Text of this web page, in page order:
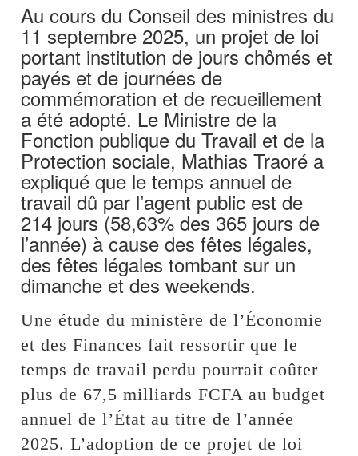
Au cours du Conseil des ministres du
11 septembre 2025, un projet de loi
portant institution de jours chômés et
payés et de journées de
commémoration et de recueillement
a été adopté. Le Ministre de la
Fonction publique du Travail et de la
Protection sociale, Mathias Traoré a
expliqué que le temps annuel de
travail dû par l’agent public est de
214 jours (58,63% des 365 jours de
l’année) à cause des fêtes légales,
des fêtes légales tombant sur un
dimanche et des weekends.
Une étude du ministère de l’Économie
et des Finances fait ressortir que le
temps de travail perdu pourrait coûter
plus de 67,5 milliards FCFA au budget
annuel de l’État au titre de l’année
2025. L’adoption de ce projet de loi